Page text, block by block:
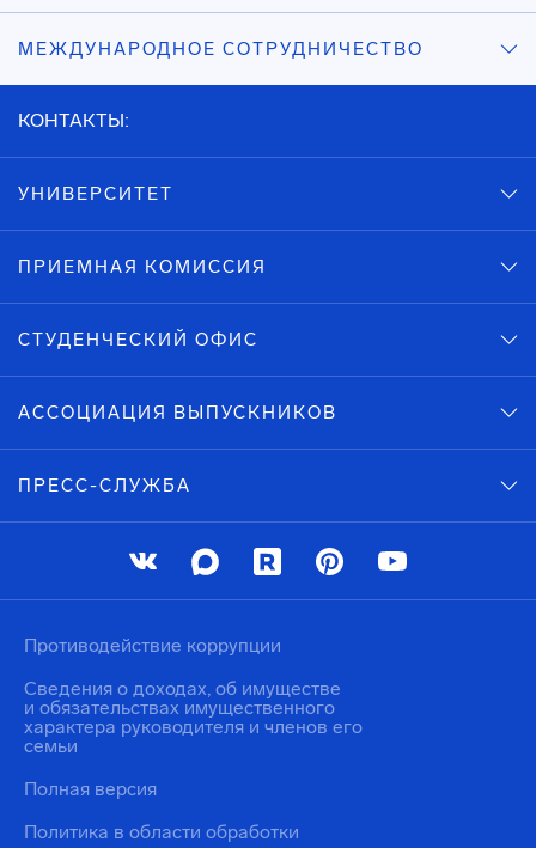
МЕЖДУНАРОДНОЕ СОТРУДНИЧЕСТВО
КОНТАКТЫ:
УНИВЕРСИТЕТ
ПРИЕМНАЯ КОМИССИЯ
СТУДЕНЧЕСКИЙ ОФИС
АССОЦИАЦИЯ ВЫПУСКНИКОВ
ПРЕСС-СЛУЖБА
Политика в области обработки
Противодействие коррупции
Сведения о доходах, об имуществе
и обязательствах имущественного
характера руководителя и членов его
семьи
Полная версия